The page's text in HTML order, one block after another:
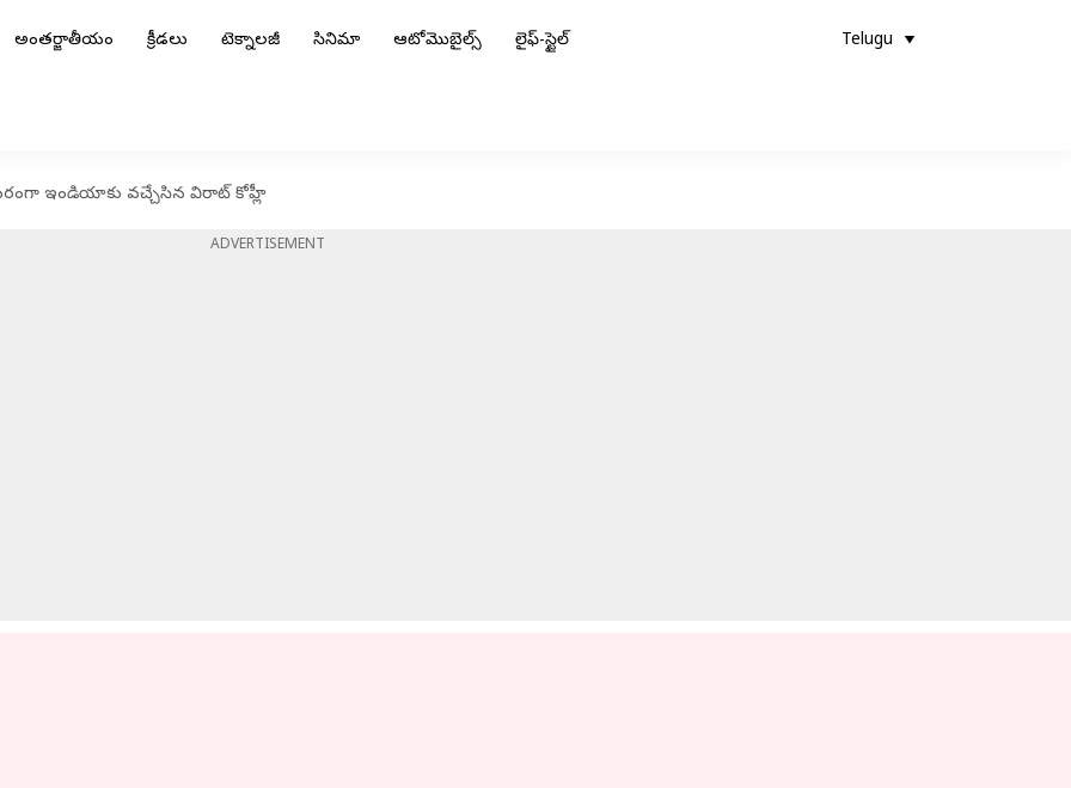
అంతర్జాతీయం క్రీడలు టెక్నాలజీ సినిమా ఆటోమొబైల్స్ లైఫ్-స్టైల్ Telugu
ఇండియాకు వచ్చేసిన విరాట్ కోహ్లీ
ADVERTISEMENT